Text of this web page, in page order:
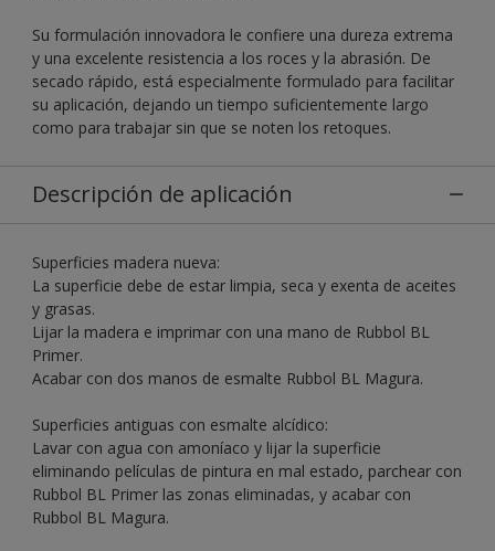
Su formulación innovadora le confiere una dureza extrema
y una excelente resistencia a los roces y la abrasión. De
secado rápido, está especialmente formulado para facilitar
su aplicación, dejando un tiempo suficientemente largo
como para trabajar sin que se noten los retoques.
Descripción de aplicación
Superficies madera nueva:
La superficie debe de estar limpia, seca y exenta de aceites
y grasas.
Lijar la madera e imprimar con una mano de Rubbol BL
Primer.
Acabar con dos manos de esmalte Rubbol BL Magura.
Superficies antiguas con esmalte alcídico:
Lavar con agua con amoníaco y lijar la superficie
eliminando películas de pintura en mal estado, parchear con
Rubbol BL Primer las zonas eliminadas, y acabar con
Rubbol BL Magura.